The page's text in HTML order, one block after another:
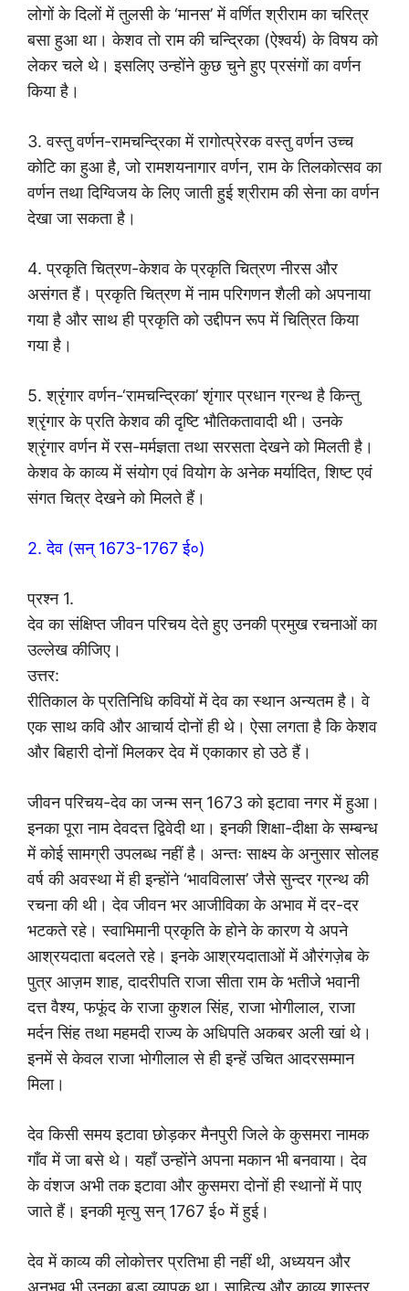
लोगों के दिलों में तुलसी के ‘मानस’ में वर्णित श्रीराम का चरित्र
बसा हुआ था। केशव तो राम की चन्द्रिका (ऐश्वर्य) के विषय को
लेकर चले थे। इसलिए उन्होंने कुछ चुने हुए प्रसंगों का वर्णन
किया है।
3. वस्तु वर्णन-रामचन्द्रिका में रागोत्प्रेरक वस्तु वर्णन उच्च
कोटि का हुआ है, जो रामशयनागार वर्णन, राम के तिलकोत्सव का
वर्णन तथा दिग्विजय के लिए जाती हुई श्रीराम की सेना का वर्णन
देखा जा सकता है।
4. प्रकृति चित्रण-केशव के प्रकृति चित्रण नीरस और
असंगत हैं। प्रकृति चित्रण में नाम परिगणन शैली को अपनाया
गया है और साथ ही प्रकृति को उद्दीपन रूप में चित्रित किया
गया है।
5. श्रृंगार वर्णन-‘रामचन्द्रिका’ शृंगार प्रधान ग्रन्थ है किन्तु
श्रृंगार के प्रति केशव की दृष्टि भौतिकतावादी थी। उनके
श्रृंगार वर्णन में रस-मर्मज्ञता तथा सरसता देखने को मिलती है।
केशव के काव्य में संयोग एवं वियोग के अनेक मर्यादित, शिष्ट एवं
संगत चित्र देखने को मिलते हैं।
2. देव (सन् 1673-1767 ई०)
प्रश्न 1.
देव का संक्षिप्त जीवन परिचय देते हुए उनकी प्रमुख रचनाओं का
उल्लेख कीजिए।
उत्तर:
रीतिकाल के प्रतिनिधि कवियों में देव का स्थान अन्यतम है। वे
एक साथ कवि और आचार्य दोनों ही थे। ऐसा लगता है कि केशव
और बिहारी दोनों मिलकर देव में एकाकार हो उठे हैं।
जीवन परिचय-देव का जन्म सन् 1673 को इटावा नगर में हुआ।
इनका पूरा नाम देवदत्त द्विवेदी था। इनकी शिक्षा-दीक्षा के सम्बन्ध
में कोई सामग्री उपलब्ध नहीं है। अन्तः साक्ष्य के अनुसार सोलह
वर्ष की अवस्था में ही इन्होंने ‘भावविलास’ जैसे सुन्दर ग्रन्थ की
रचना की थी। देव जीवन भर आजीविका के अभाव में दर-दर
भटकते रहे। स्वाभिमानी प्रकृति के होने के कारण ये अपने
आश्रयदाता बदलते रहे। इनके आश्रयदाताओं में औरंगज़ेब के
पुत्र आज़म शाह, दादरीपति राजा सीता राम के भतीजे भवानी
दत्त वैश्य, फफूंद के राजा कुशल सिंह, राजा भोगीलाल, राजा
मर्दन सिंह तथा महमदी राज्य के अधिपति अकबर अली खां थे।
इनमें से केवल राजा भोगीलाल से ही इन्हें उचित आदरसम्मान
मिला।
देव किसी समय इटावा छोड़कर मैनपुरी जिले के कुसमरा नामक
गाँव में जा बसे थे। यहाँ उन्होंने अपना मकान भी बनवाया। देव
के वंशज अभी तक इटावा और कुसमरा दोनों ही स्थानों में पाए
जाते हैं। इनकी मृत्यु सन् 1767 ई० में हुई।
देव में काव्य की लोकोत्तर प्रतिभा ही नहीं थी, अध्ययन और
अनुभव भी उनका बड़ा व्यापक था। साहित्य और काव्य शास्त्र